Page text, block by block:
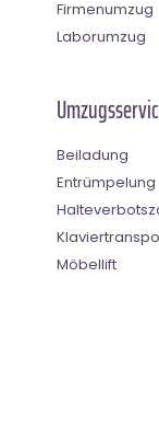
Firmenumzug
Laborumzug
Beiladung
Entrümpelung
Möbellift